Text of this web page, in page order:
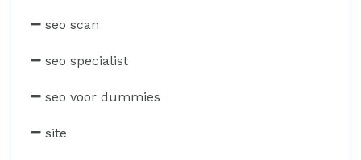
seo scan
seo specialist
seo voor dummies
site